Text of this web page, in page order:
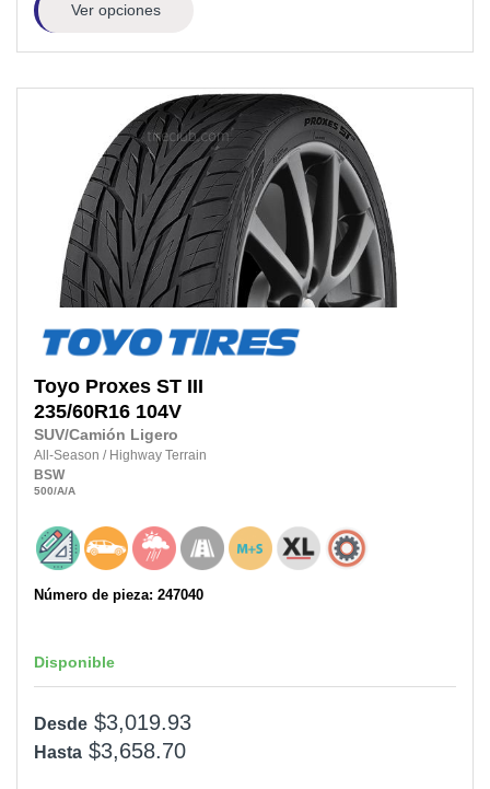
Ver opciones
Toyo Proxes ST III
235/60R16 104V
SUV/Camión Ligero
All-Season / Highway Terrain
BSW
500/A/A
Número de pieza: 247040
Disponible
Desde $3,019.93
Hasta $3,658.70